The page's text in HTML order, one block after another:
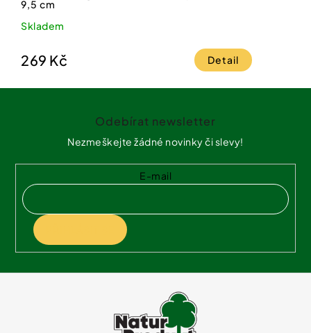
9,5 cm
Skladem
269 Kč Detail
Odebírat newsletter
Nezmeškejte žádné novinky či slevy!
E-mail